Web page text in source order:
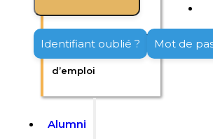
Aide à la recherche
d’emploi
Alumni
Identifiant oublié ? Mot de